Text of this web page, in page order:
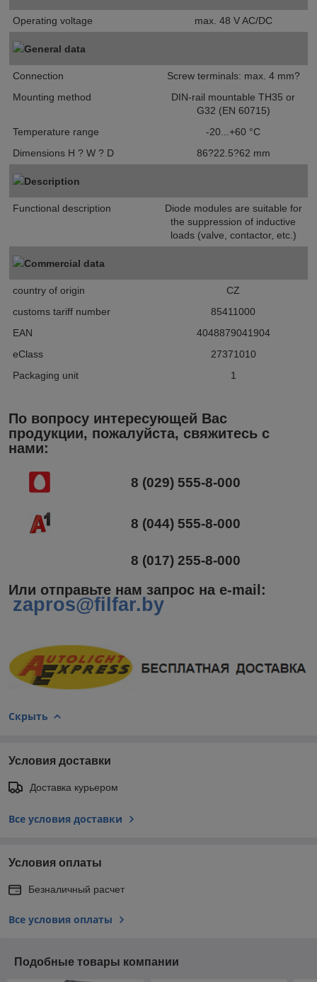
Operating voltage max. 48 V AC/DC
General data
Connection
Screw terminals: max. 4 mm?
Mounting method
DIN-rail mountable TH35 or
G32 (EN 60715)
Temperature range
-20...+60 °C
Dimensions H ? W ? D
86?22.5?62 mm
Description
Functional description
Diode modules are suitable for
the suppression of inductive
loads (valve, contactor, etc.)
Commercial data
country of origin
CZ
customs tariff number
85411000
EAN
4048879041904
eClass
27371010
Packaging unit
1
По вопросу интересующей Вас
продукции, пожалуйста, свяжитесь с
нами:
8 (029) 555-8-000
8 (044) 555-8-000
8 (017) 255-8-000
Или отправьте нам запрос на e-mail :
zapros@filfar.by
Скрыть
Условия доставки
Доставка курьером
Все условия доставки
Условия оплаты
Безналичный расчет
Все условия оплаты
Подобные товары компании